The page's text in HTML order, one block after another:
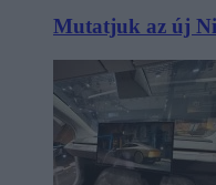
Mutatjuk az új